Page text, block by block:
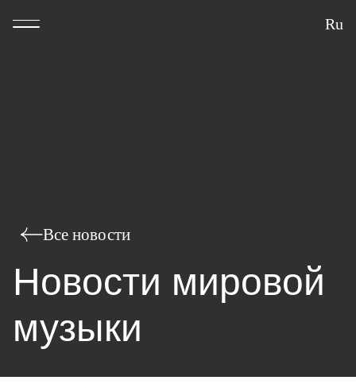
Ru
Все новости
Новости мировой
музыки